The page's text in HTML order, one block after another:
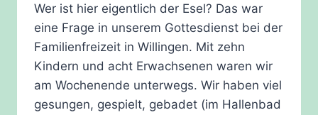
Wer ist hier eigentlich der Esel? Das war
eine Frage in unserem Gottesdienst bei der
Familienfreizeit in Willingen. Mit zehn
Kindern und acht Erwachsenen waren wir
am Wochenende unterwegs. Wir haben viel
gesungen, gespielt, gebadet (im Hallenbad